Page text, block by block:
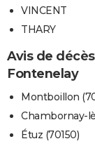
VINCENT
THARY
Avis de
Fontenelay
Montboillon
Chambornay-
Étuz (70150)